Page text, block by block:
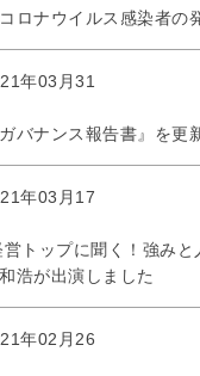
ロナウイルス感染者の
年03月31
バナンス報告書』を更
年03月17
トップに聞く！強みと
浩が出演しました
年02月26